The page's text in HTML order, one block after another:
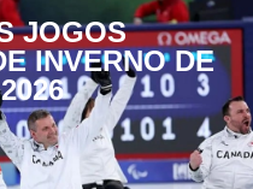
JOGOS
INVERNO DE